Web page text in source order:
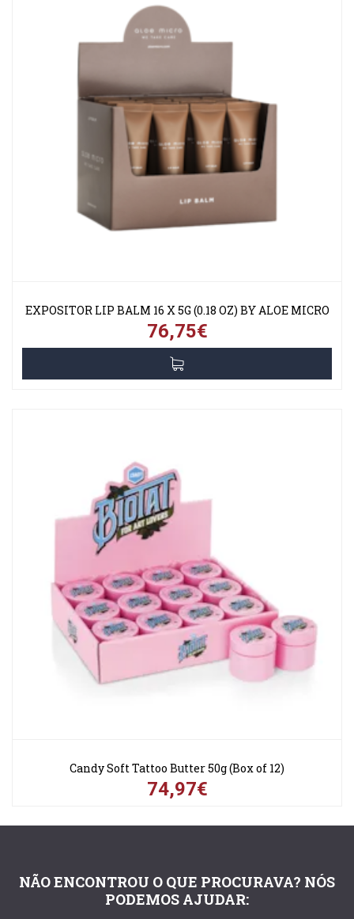
EXPOSITOR LIP BALM 16 X 5G (0.18 OZ) BY ALOE MICRO
76,75€
Candy Soft Tattoo Butter 50g (Box of 12)
74,97€
NÃO ENCONTROU O QUE PROCURAVA? NÓS
PODEMOS AJUDAR: